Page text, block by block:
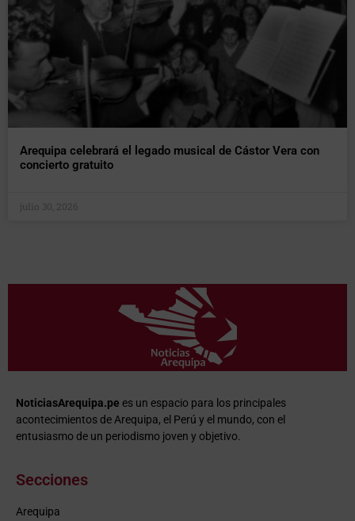
Arequipa celebrará el legado musical de Cástor Vera con
concierto gratuito
julio 30, 2026
NoticiasArequipa.pe es un espacio para los principales
acontecimientos de Arequipa, el Perú y el mundo, con el
entusiasmo de un periodismo joven y objetivo.
Secciones
Arequipa